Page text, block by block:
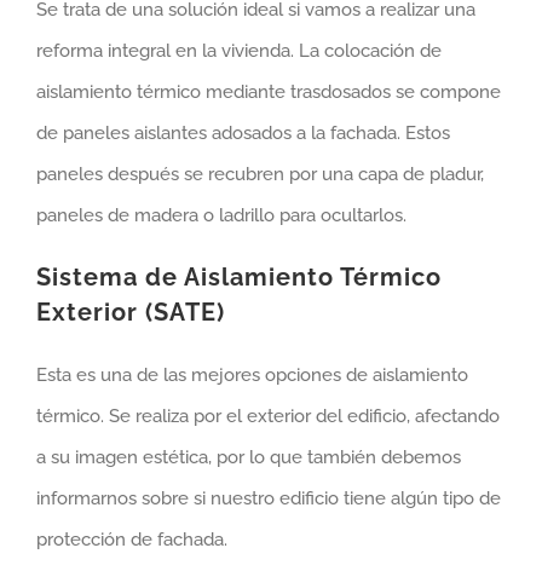
Se trata de una solución ideal si vamos a realizar una
reforma integral en la vivienda. La colocación de
aislamiento térmico mediante trasdosados se compone
de paneles aislantes adosados a la fachada. Estos
paneles después se recubren por una capa de pladur,
paneles de madera o ladrillo para ocultarlos.
Sistema de Aislamiento Térmico
Exterior (SATE)
Esta es una de las mejores opciones de aislamiento
térmico. Se realiza por el exterior del edificio, afectando
a su imagen estética, por lo que también debemos
informarnos sobre si nuestro edificio tiene algún tipo de
protección de fachada.